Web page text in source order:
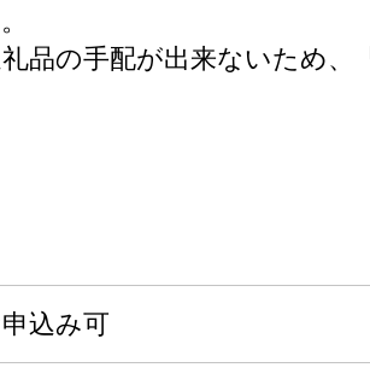
品の手配が出来ないため
込み可